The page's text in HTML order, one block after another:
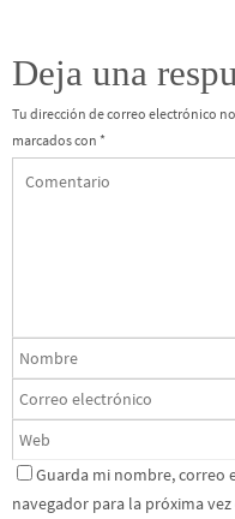
Deja una
Tu dirección de correo electrónico
marcados con *
Guarda mi nombre, correo
navegador para la próxima